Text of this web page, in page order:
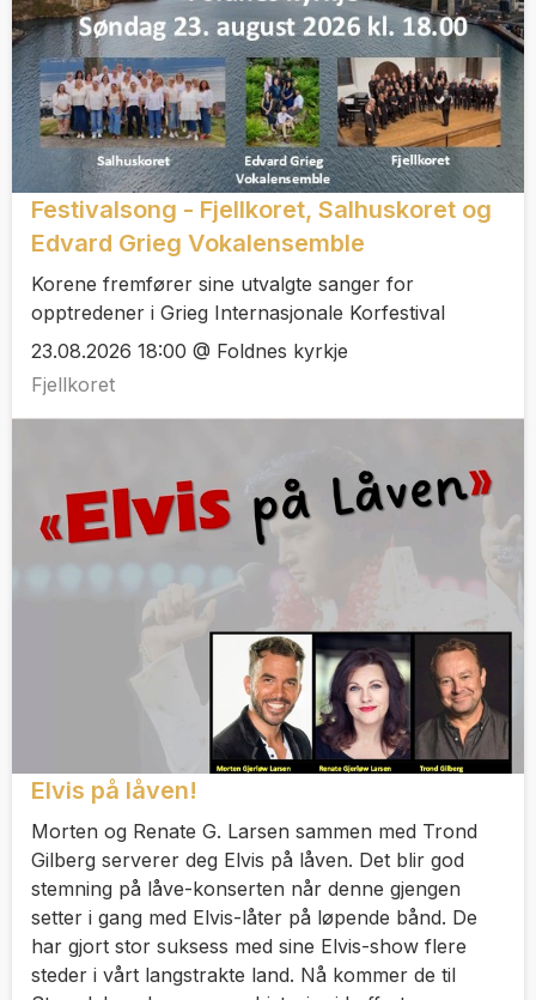
Festivalsong - Fjellkoret, Salhuskoret og
Edvard Grieg Vokalensemble
Korene fremfører sine utvalgte sanger for
opptredener i Grieg Internasjonale Korfestival
23.08.2026 18:00 @ Foldnes kyrkje
Fjellkoret
Elvis på låven!
Morten og Renate G. Larsen sammen med Trond
Gilberg serverer deg Elvis på låven. Det blir god
stemning på låve-konserten når denne gjengen
setter i gang med Elvis-låter på løpende bånd. De
har gjort stor suksess med sine Elvis-show flere
steder i vårt langstrakte land. Nå kommer de til